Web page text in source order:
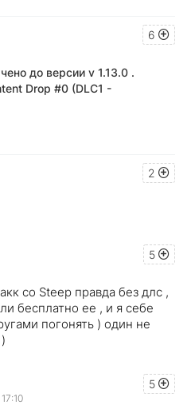
6
до версии v 1.13.0 .
Drop #0 (DLC1 -
2
5
со Steep правда без длс ,
бесплатно ее , и я себе
погонять ) один не
5